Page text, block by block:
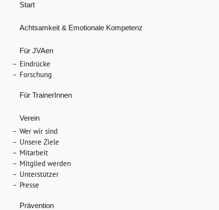
Start
Achtsamkeit & Emotionale Kompetenz
Für JVAen
Eindrücke
Forschung
Für TrainerInnen
Verein
Wer wir sind
Unsere Ziele
Mitarbeit
Mitglied werden
Unterstützer
Presse
Prävention